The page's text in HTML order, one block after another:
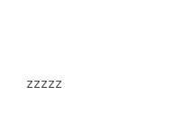
zzzzz